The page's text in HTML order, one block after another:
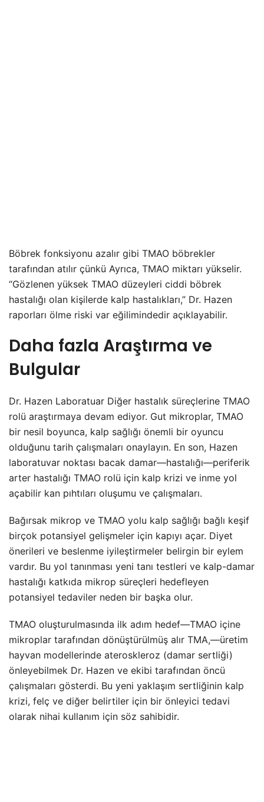
Böbrek fonksiyonu azalır gibi TMAO böbrekler
tarafından atılır çünkü Ayrıca, TMAO miktarı yükselir.
“Gözlenen yüksek TMAO düzeyleri ciddi böbrek
hastalığı olan kişilerde kalp hastalıkları,” Dr. Hazen
raporları ölme riski var eğilimindedir açıklayabilir.
Daha fazla Araştırma ve
Bulgular
Dr. Hazen Laboratuar Diğer hastalık süreçlerine TMAO
rolü araştırmaya devam ediyor. Gut mikroplar, TMAO
bir nesil boyunca, kalp sağlığı önemli bir oyuncu
olduğunu tarih çalışmaları onaylayın. En son, Hazen
laboratuvar noktası bacak damar—hastalığı—periferik
arter hastalığı TMAO rolü için kalp krizi ve inme yol
açabilir kan pıhtıları oluşumu ve çalışmaları.
Bağırsak mikrop ve TMAO yolu kalp sağlığı bağlı keşif
birçok potansiyel gelişmeler için kapıyı açar. Diyet
önerileri ve beslenme iyileştirmeler belirgin bir eylem
vardır. Bu yol tanınması yeni tanı testleri ve kalp-damar
hastalığı katkıda mikrop süreçleri hedefleyen
potansiyel tedaviler neden bir başka olur.
TMAO oluşturulmasında ilk adım hedef—TMAO içine
mikroplar tarafından dönüştürülmüş alır TMA,—üretim
hayvan modellerinde ateroskleroz (damar sertliği)
önleyebilmek Dr. Hazen ve ekibi tarafından öncü
çalışmaları gösterdi. Bu yeni yaklaşım sertliğinin kalp
krizi, felç ve diğer belirtiler için bir önleyici tedavi
olarak nihai kullanım için söz sahibidir.